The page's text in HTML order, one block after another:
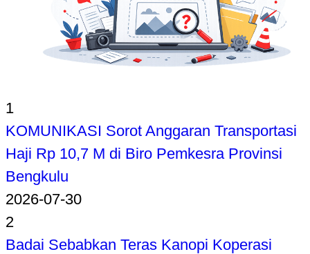
1
KOMUNIKASI Sorot Anggaran Transportasi
Haji Rp 10,7 M di Biro Pemkesra Provinsi
Bengkulu
2026-07-30
2
Badai Sebabkan Teras Kanopi Koperasi